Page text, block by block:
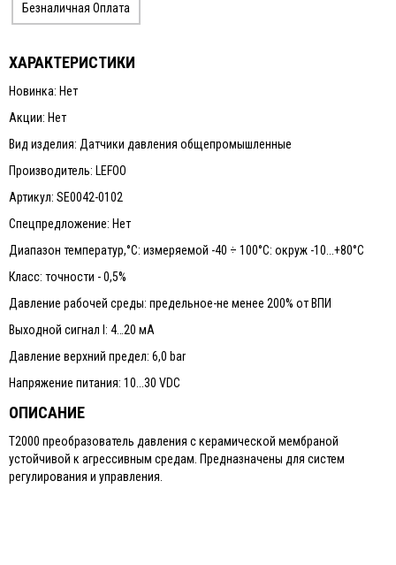
Безналичная Оплата
ХАРАКТЕРИСТИКИ
Новинка: Нет
Акции: Нет
Вид изделия: Датчики давления общепромышленныe
Производитель: LEFOO
Артикул: SE0042-0102
Спецпредложение: Нет
Диапазон температур,°С: измеряемой -40 ÷ 100°С: окруж -10...+80°С
Класс: точности - 0,5%
Давление рабочей среды: предельное-не менее 200% от ВПИ
Выходной сигнал I: 4…20 мА
Давление верхний предел: 6,0 bar
Напряжение питания: 10...30 VDC
ОПИСАНИЕ
Т2000 преобразователь давления с керамической мембраной
устойчивой к агрессивным средам. Предназначены для систем
регулирования и управления.